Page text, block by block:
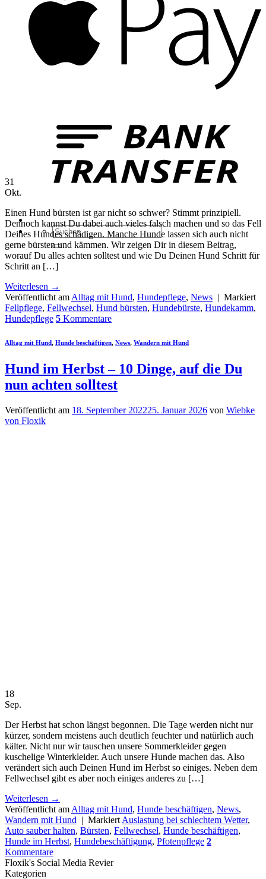
Suchen
nach:
31
Okt.
Einen Hund bürsten ist gar nicht so schwer? Stimmt prinzipiell.
Dennoch kannst Du dabei auch vieles falsch machen und so das Fell
Deines Hundes schädigen. Manche Hunde lassen sich auch nicht
gerne bürsten und kämmen. Wir zeigen Dir in diesem Beitrag,
worauf Du alles achten solltest und wie Du Deinen Hund Schritt für
Schritt an […]
Weiterlesen →
Veröffentlicht am Alltag mit Hund, Hundepflege, News | Markiert
Fellpflege, Fellwechsel, Hund bürsten, Hundebürste, Hundekamm,
Hundepflege 5 Kommentare
Alltag mit Hund, Hunde beschäftigen, News, Wandern mit Hund
Hund im Herbst – 10 Dinge, auf die Du
nun achten solltest
Veröffentlicht am 18. September 202225. Januar 2026 von Wiebke
von Floxik
18
Sep.
Der Herbst hat schon längst begonnen. Die Tage werden nicht nur
kürzer, sondern meistens auch deutlich feuchter und natürlich auch
kälter. Nicht nur wir tauschen unsere Sommerkleider gegen
kuschelige Winterkleider. Auch unsere Hunde machen das. Also
verändert sich auch Deinen Hund im Herbst so einiges. Neben dem
Fellwechsel gibt es aber noch einiges anderes zu […]
Weiterlesen →
Veröffentlicht am Alltag mit Hund, Hunde beschäftigen, News,
Wandern mit Hund | Markiert Auslastung bei schlechtem Wetter,
Auto sauber halten, Bürsten, Fellwechsel, Hunde beschäftigen,
Hunde im Herbst, Hundebeschäftigung, Pfotenpflege 2
Kommentare
Floxik's Social Media Revier
Kategorien